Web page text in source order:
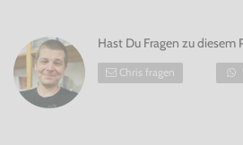
Hast Du Fragen zu diesem
Chris fragen